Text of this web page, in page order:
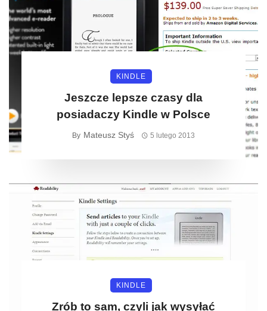
KINDLE
Jeszcze lepsze czasy dla
posiadaczy Kindle w Polsce
By Mateusz Styś 5 lutego 2013
KINDLE
Zrób to sam, czyli jak wysyłać